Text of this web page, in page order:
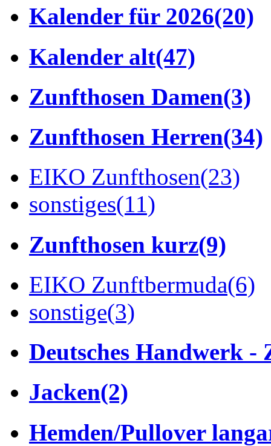
Kalender für 2026(20)
Kalender alt(47)
Zunfthosen Damen(3)
Zunfthosen Herren(34)
EIKO Zunfthosen(23)
sonstiges(11)
Zunfthosen kurz(9)
EIKO Zunftbermuda(6)
sonstige(3)
Deutsches Handwerk -
Jacken(2)
Hemden/Pullover